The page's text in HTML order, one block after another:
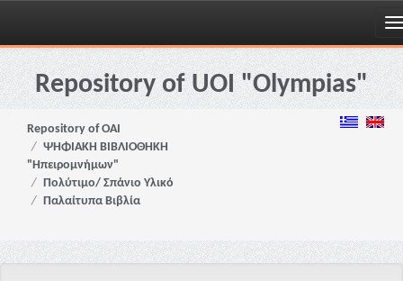
Skip
navigationRepository of UOI "Olympias"
Repository of OAI
ΨΗΦΙΑΚΗ ΒΙΒΛΙΟΘΗΚΗ
"Ηπειρομνήμων"
Πολύτιμο/ Σπάνιο Υλικό
Παλαίτυπα Βιβλία